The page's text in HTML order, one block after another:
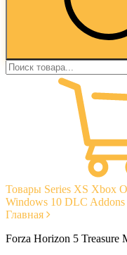
Товары Series XS Xbox
Windows 10 DLC Addons
Главная
Forza Horizon 5 Treasure